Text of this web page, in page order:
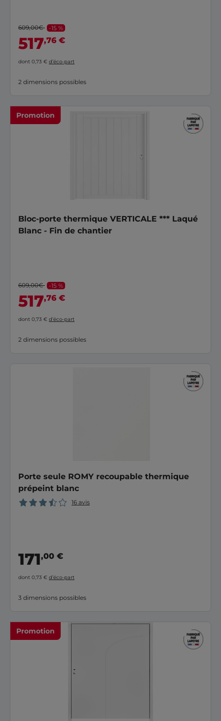
609,00€ -15 %
517,76 €
dont 0,73 € d’éco-part
2 dimensions possibles
Promotion
Bloc-porte thermique VERTICALE *** Laqué
Blanc - Fin de chantier
609,00€ -15 %
517,76 €
dont 0,73 € d’éco-part
2 dimensions possibles
Porte seule ROMY recoupable thermique
prépeint blanc
16 avis
171,00 €
dont 0,73 € d’éco-part
3 dimensions possibles
Promotion